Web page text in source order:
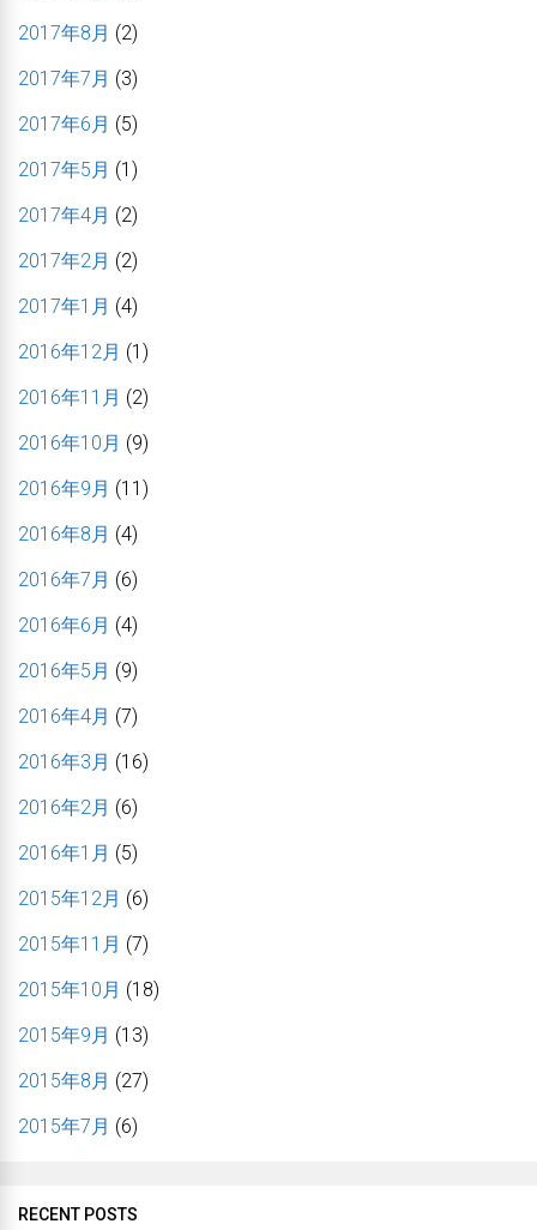
2017年8月 (2)
2017年7月 (3)
2017年6月 (5)
2017年5月 (1)
2017年4月 (2)
2017年2月 (2)
2017年1月 (4)
2016年12月 (1)
2016年11月 (2)
2016年10月 (9)
2016年9月 (11)
2016年8月 (4)
2016年7月 (6)
2016年6月 (4)
2016年5月 (9)
2016年4月 (7)
2016年3月 (16)
2016年2月 (6)
2016年1月 (5)
2015年12月 (6)
2015年11月 (7)
2015年10月 (18)
2015年9月 (13)
2015年8月 (27)
2015年7月 (6)
RECENT POSTS